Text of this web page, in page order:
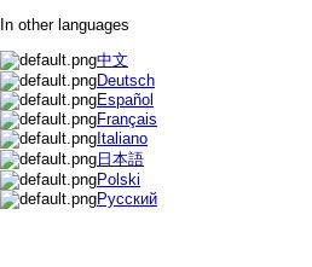
In other languages
中文
Deutsch
Español
Français
Italiano
日本語
Polski
Русский